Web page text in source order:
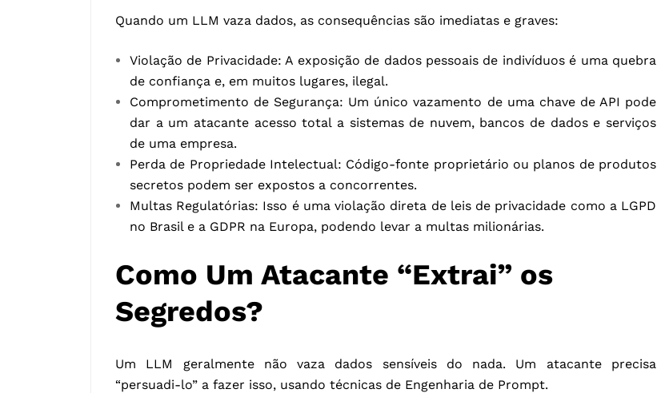
Quando um LLM vaza dados, as consequências são imediatas e graves:
Violação de Privacidade: A exposição de dados pessoais de indivíduos é uma quebra
de confiança e, em muitos lugares, ilegal.
Comprometimento de Segurança: Um único vazamento de uma chave de API pode
dar a um atacante acesso total a sistemas de nuvem, bancos de dados e serviços
de uma empresa.
Perda de Propriedade Intelectual: Código-fonte proprietário ou planos de produtos
secretos podem ser expostos a concorrentes.
Multas Regulatórias: Isso é uma violação direta de leis de privacidade como a LGPD
no Brasil e a GDPR na Europa, podendo levar a multas milionárias.
Como Um Atacante “Extrai” os
Segredos?
Um LLM geralmente não vaza dados sensíveis do nada. Um atacante precisa
“persuadi-lo” a fazer isso, usando técnicas de Engenharia de Prompt.